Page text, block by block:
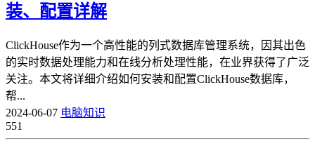
装、配置详解
ClickHouse作为一个高性能的列式数据库管理系统，因其出色
的实时数据处理能力和在线分析处理性能，在业界获得了广泛
关注。本文将详细介绍如何安装和配置ClickHouse数据库，
帮...
2024-06-07 电脑知识
551